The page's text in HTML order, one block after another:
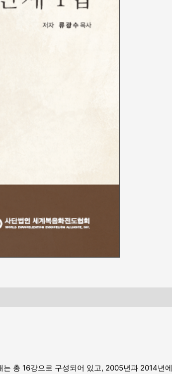
총 16강으로 구성되어 있고, 2005년과 2014년